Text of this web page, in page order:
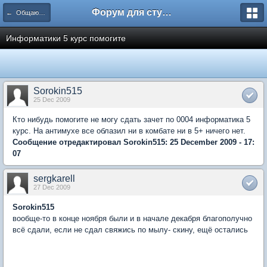
← Общаются информатики Форум для студента СГА
Информатики 5 курс помогите
Sorokin515
25 Dec 2009
Кто нибудь помогите не могу сдать зачет по 0004 информатика 5
курс. На антимухе все облазил ни в комбате ни в 5+ ничего нет.
Сообщение отредактировал Sorokin515: 25 December 2009 - 17:
07
sergkarell
27 Dec 2009
Sorokin515
вообще-то в конце ноября были и в начале декабря благополучно
всё сдали, если не сдал свяжись по мылу- скину, ещё остались